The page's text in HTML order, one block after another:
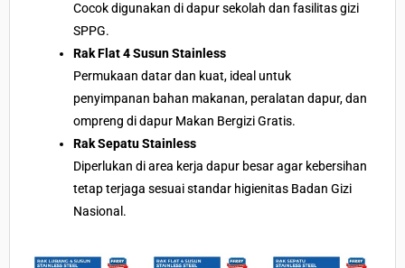
Cocok digunakan di dapur sekolah dan fasilitas gizi
SPPG.
Rak Flat 4 Susun Stainless
Permukaan datar dan kuat, ideal untuk
penyimpanan bahan makanan, peralatan dapur, dan
ompreng di dapur Makan Bergizi Gratis.
Rak Sepatu Stainless
Diperlukan di area kerja dapur besar agar kebersihan
tetap terjaga sesuai standar higienitas Badan Gizi
Nasional.